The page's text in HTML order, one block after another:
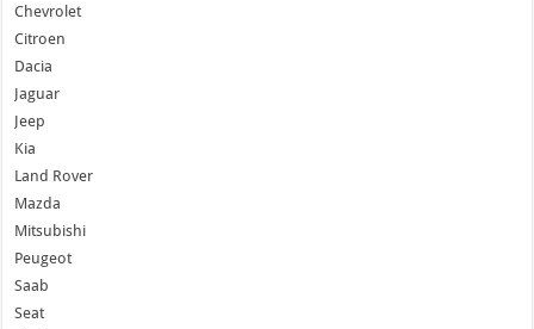
Chevrolet
Citroen
Dacia
Jaguar
Jeep
Kia
Land Rover
Mazda
Mitsubishi
Peugeot
Saab
Seat